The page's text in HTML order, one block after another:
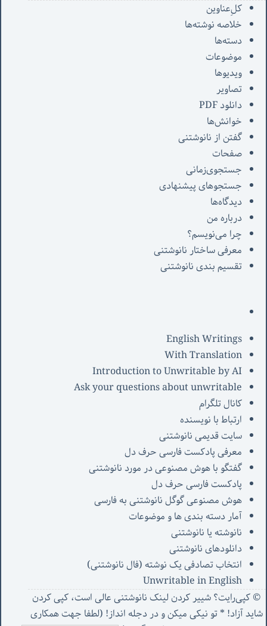
کل‌ِعناوین
خلاصه نوشته‌ها
دسته‌ها
موضوعات
ویدیوها
تصاویر
دانلود PDF
خوانش‌ها
گفتن از نانوشتنی
صفحات
جستجوی‌زمانی
جستجوهای پیشنهادی
دیدگاه‌ها
درباره من
چرا می‌نویسم؟
معرفی‌ ساختار نانوشتنی
تقسیم بندی نانوشتنی
English Writings
With Translation
Introduction to Unwritable by AI
Ask your questions about unwritable
کانال تلگرام
ارتباط با نویسنده
سایت قدیمی نانوشتنی
معرفی پادکست فارسی حرف دل
گفتگو با هوش مصنوعی در مورد نانوشتنی
پادکست فارسی حرف دل
هوش مصنوعی گوگل نانوشتنی به فارسی
آمار دسته بندی ها و موضوعات
نانوشته یا نانوشتنی
دانلودهای نانوشتنی
انتخاب تصادفی یک نوشته (فال نانوشتنی)
Unwritable in English
© کپی‌رایت؟ شییر کردن لینک نانوشتنی عالی است، کپی کردن
شاید آزاد! * تو نیکی میکن و در دجله انداز! (لطفا جهت همکاری